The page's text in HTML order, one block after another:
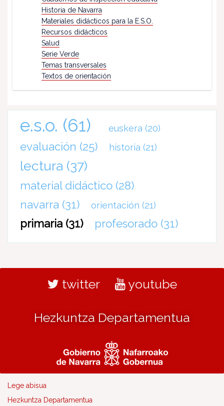
Historia de Navarra
Materiales didácticos para la E.S.O.
Recursos didácticos
Salud
Serie Verde
Temas transversales
Textos de orientación
e.s.o. (61) euskera (20)
evaluación (25) historia (21)
lectura (37)
material didáctico (28)
navarra (31) orientación (21)
primaria (31) profesorado (31)
twitter youtube
Hezkuntza Departamentua
Lege abisua
Hezkuntza Departamentua